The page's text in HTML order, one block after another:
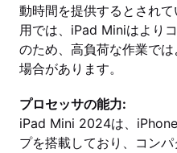
動時間を提供するとされ
用では、iPad Miniはより
のため、高負荷な作業で
場合があります。
プロセッサの能力:
iPad Mini 2024は、
プを搭載しており、コン